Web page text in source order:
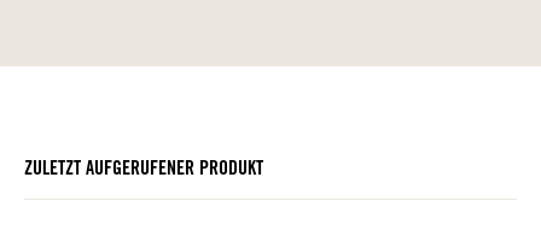
ZULETZT AUFGERUFENER PRODUKT